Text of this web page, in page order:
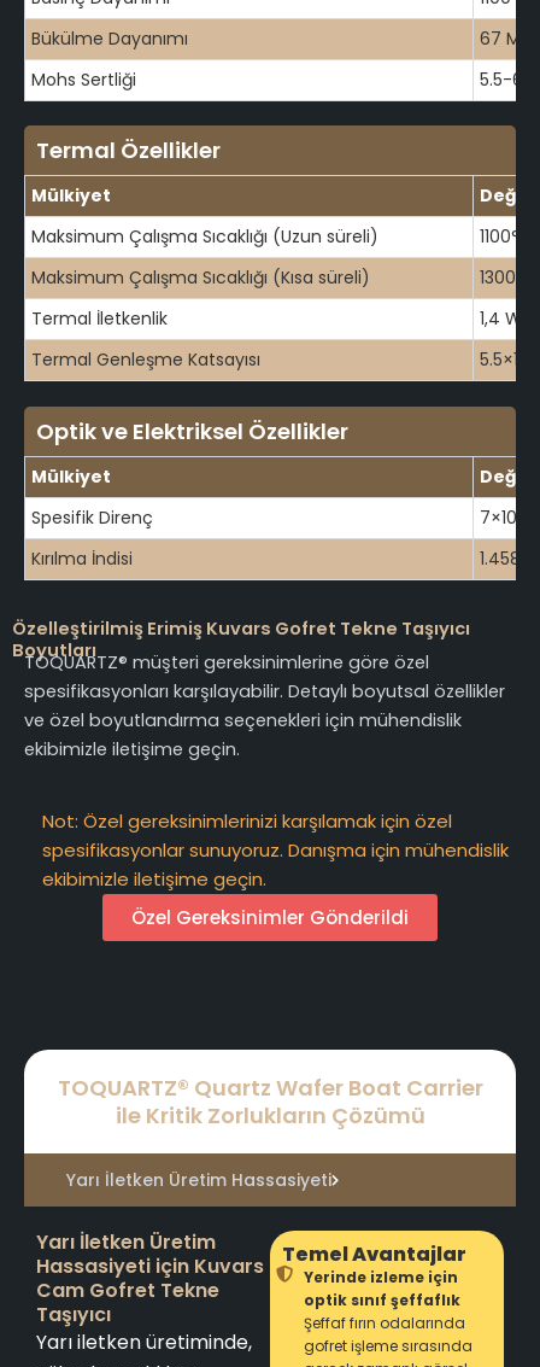
Bükülme Dayanımı
67 MPa
Mohs Sertliği
5.5-6.5
Termal Özellikler
Mülkiyet
Değer
Maksimum Çalışma Sıcaklığı (Uzun süreli)
1100°C
Maksimum Çalışma Sıcaklığı (Kısa süreli)
1300°C
Termal İletkenlik
1,4 W/
Termal Genleşme Katsayısı
Optik ve Elektriksel Özellikler
Mülkiyet
Değer
Spesifik Direnç
7×10⁷
Kırılma İndisi
1.4585
Özelleştirilmiş Erimiş Kuvars Gofret Tekne Taşıyıcı
Boyutları
TOQUARTZ® müşteri gereksinimlerine göre özel
spesifikasyonları karşılayabilir. Detaylı boyutsal özellikler
ve özel boyutlandırma seçenekleri için mühendislik
ekibimizle iletişime geçin.
Not: Özel gereksinimlerinizi karşılamak için özel
spesifikasyonlar sunuyoruz. Danışma için mühendislik
ekibimizle iletişime geçin.
Özel Gereksinimler Gönderildi
TOQUARTZ® Quartz Wafer Boat Carrier
ile Kritik Zorlukların Çözümü
Yarı İletken Üretim Hassasiyeti
Yarı İletken Üretim
Hassasiyeti için Kuvars
Cam Gofret Tekne
Taşıyıcı
Yarı iletken üretiminde,
Temel Avantajlar
Yerinde izleme için
optik sınıf şeffaflık
Şeffaf fırın odalarında
gofret işleme sırasında